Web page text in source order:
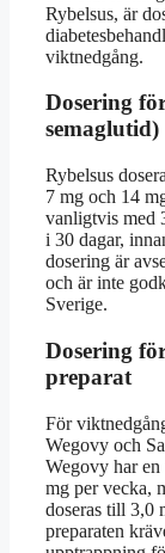
Rybelsus, är
viktnedgång.
Dosering
semaglutid)
Rybelsus
7 mg och 14
vanligtvis med
i 30 dagar,
dosering är
och är inte
Sverige.
Dosering
preparat
För
Wegovy och
Wegovy har en
mg per vecka,
doseras till 3,0
preparaten